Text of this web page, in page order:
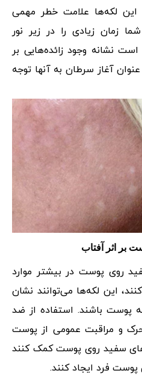
این لکه‌ها علامت خطر مهمی
زمان زیادی را در زیر نور
نشانه وجود زائده‌هایی بر
آغاز سرطان به آنها توجه
بر اثر آفتاب
روی پوست در بیشتر موارد
این لکه‌ها می‌توانند نشان
پوست باشند. استفاده از ضد
و مراقبت عمومی از پوست
های سفید روی پوست کمک کنند
فرد ایجاد کنند.